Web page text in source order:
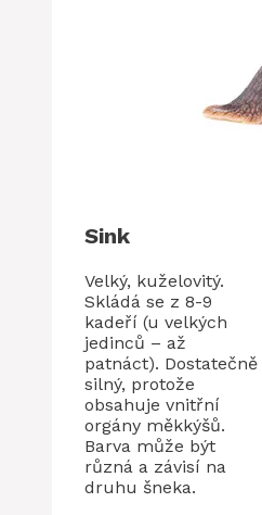
Sink
Velký, kuželovitý.
Skládá se z 8-9
kadeří (u velkých
jedinců – až
patnáct). Dostatečně
silný, protože
obsahuje vnitřní
orgány měkkýšů.
Barva může být
různá a závisí na
druhu šneka.